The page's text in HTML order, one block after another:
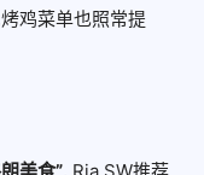
鸡菜单也照常提